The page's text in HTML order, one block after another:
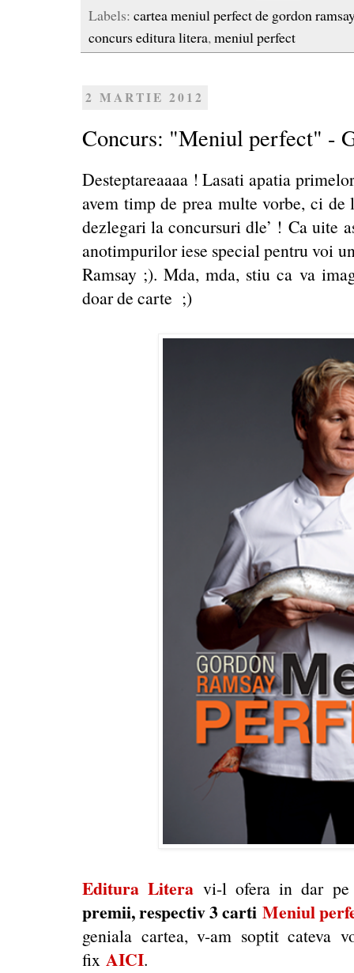
Labels: cartea meniul perfect de gordon ramsay
concurs editura litera,meniul perfect
2 MARTIE 2012
Concurs: "Meniul perfect" -
Desteptareaaaa ! Lasati apatia
avem timp de prea multe vorbe, ci de
dezlegari la concursuri dle’ ! Ca uite
anotimpurilor iese special pentru voi
Ramsay ;). Mda, mda, stiu ca va
doar de carte ;)
Editura Litera vi-l ofera in dar pe
premii, respectiv 3 carti Meniul
geniala cartea, v-am soptit cateva
fix AICI.